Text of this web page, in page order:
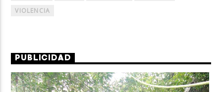
VIOLENCIA
PUBLICIDAD